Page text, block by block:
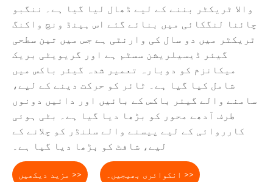
والا ٹریکٹر بننے کے لیے ڈھال لیا گیا ہے۔ ننگبو
چائنا لنگکائی میں بنائے گئے اس ہینڈ ونچ واکنگ
ٹریکٹر میں دو سال کی وارنٹی ہے جس میں تین سطحی
گیئر ڈیسیلریشن سسٹم ہے اور گریویٹی بریک
میکانزم کو دوبارہ تعمیر شدہ گیئر باکس میں
شامل کیا گیا ہے۔ ٹائر کو حرکت دینے کے لیے،
سامنے والے گیئر باکس کے بائیں اور دائیں دونوں
طرف آدھے محور کو بڑھا دیا گیا ہے۔ بٹی ہوئی
کارروائی کے لیے پیسنے والے سلنڈر کو چلانے کے
لیے، شافٹ کو بڑھا دیا گیا ہے۔
مزید دیکھیں >> انکوائری بھیجیں۔ >>